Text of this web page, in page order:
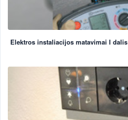
Elektros instaliacijos matavimai I dalis